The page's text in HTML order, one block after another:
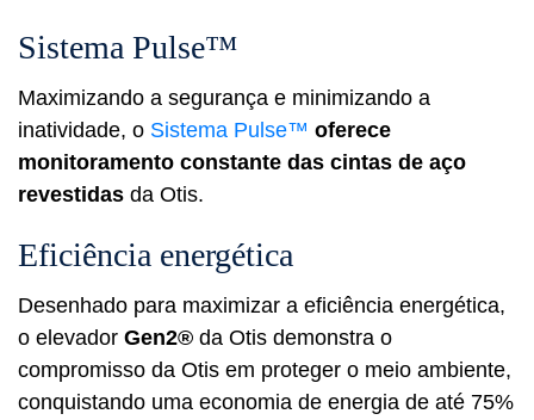
Sistema Pulse™
Maximizando a segurança e minimizando a
inatividade, o Sistema Pulse™ oferece
monitoramento constante das cintas de aço
revestidas da Otis.
Eficiência energética
Desenhado para maximizar a eficiência energética,
o elevador Gen2® da Otis demonstra o
compromisso da Otis em proteger o meio ambiente,
conquistando uma economia de energia de até 75%